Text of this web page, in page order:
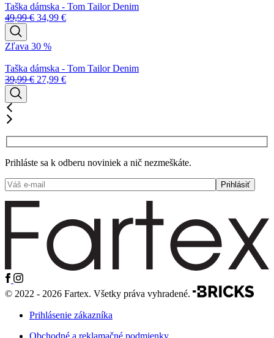
Taška dámska - Tom Tailor Denim
49,99€ 34,99 €
Zľava 30 %
Taška dámska - Tom Tailor Denim
39,99€ 27,99 €
Prihláste sa k odberu noviniek a nič nezmeškáte.
© 2022 - 2026 Fartex. Všetky práva vyhradené.
Prihlásenie zákazníka
Obchodné a reklamačné podmienky